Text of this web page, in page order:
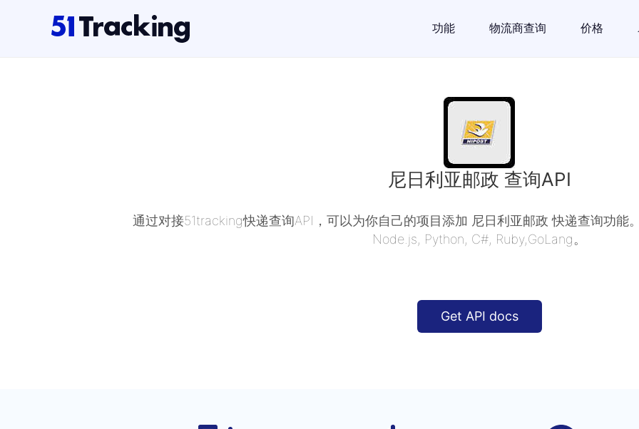
功能 物流商查询 价格
尼日利亚邮政 查询API
通过对接51tracking快递查询API，可以为你自己的项目添加 尼日利亚邮政 快递查询功能
Node.js, Python, C#, Ruby,GoLang。
Get API docs